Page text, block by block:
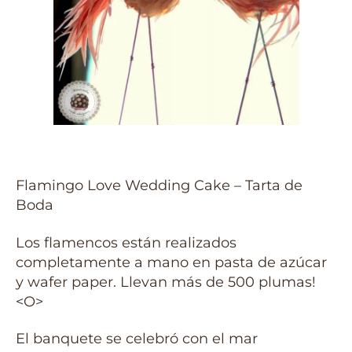
Flamingo Love Wedding Cake – Tarta de
Boda
Los flamencos están realizados
completamente a mano en pasta de azúcar
y wafer paper. Llevan más de 500 plumas!
<O>
El banquete se celebró con el mar